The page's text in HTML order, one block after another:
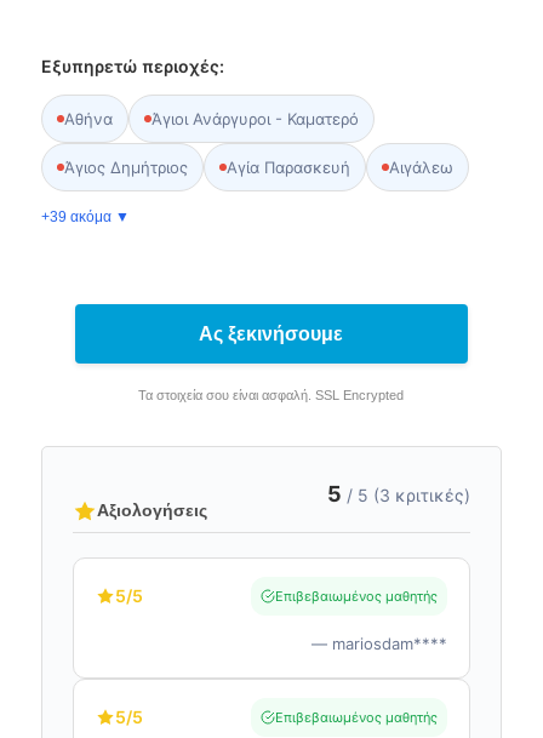
Εξυπηρετώ περιοχές:
Αθήνα Άγιοι Ανάργυροι - Καματερό
Άγιος Δημήτριος Αγία Παρασκευή Αιγάλεω
+39 ακόμα ▼
Ας ξεκινήσουμε
Τα στοιχεία σου είναι ασφαλή. SSL Encrypted
Αξιολογήσεις
5 / 5 (3 κριτικές)
5/5 Επιβεβαιωμένος μαθητής
— mariosdam****
5/5 Επιβεβαιωμένος μαθητής